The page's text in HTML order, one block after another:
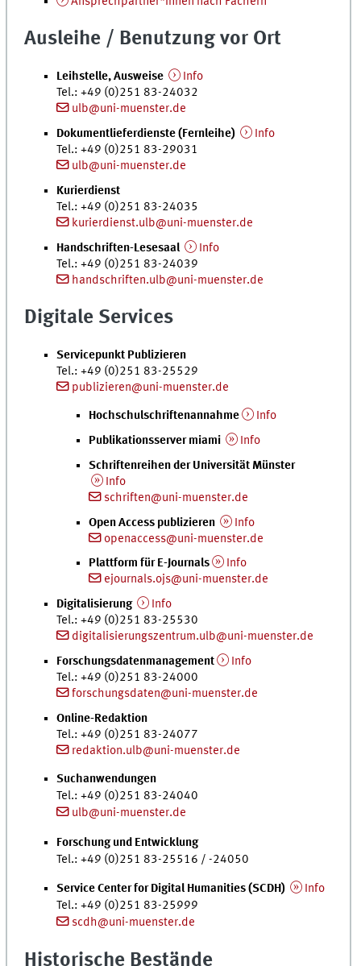
Ausleihe / Benutzung vor Ort
Leihstelle, Ausweise
Info
Tel.: +49 (0)251 83-24032
ulb@uni-muenster.de
Dokumentlieferdienste (Fernleihe)
Info
Tel.: +49 (0)251 83-29031
ulb@uni-muenster.de
Kurierdienst
Tel.: +49 (0)251 83-24035
kurierdienst.ulb@uni-muenster.de
Handschriften-Lesesaal
Info
Tel.: +49 (0)251 83-24039
handschriften.ulb@uni-muenster.de
Digitale Services
Servicepunkt Publizieren
Tel.: +49 (0)251 83-25529
publizieren@uni-muenster.de
Hochschul­schriften­annahme
Info
Publikationsserver miami
Info
Schriftenreihen der Universität Münster
Info
schriften@uni-muenster.de
Open Access publizieren
Info
openaccess@uni-muenster.de
Plattform für E-Journals
Info
ejournals.ojs@uni-muenster.de
Digitalisierung
Info
Tel.: +49 (0)251 83-25530
digitalisierungszentrum.ulb@uni-muenster.de
Forschungsdatenmanagement
Info
Tel.: +49 (0)251 83-24000
forschungsdaten@uni-muenster.de
Online-Redaktion
Tel.: +49 (0)251 83-24077
redaktion.ulb@uni-muenster.de
Suchanwendungen
Tel.: +49 (0)251 83-24040
ulb@uni-muenster.de
Forschung und Entwicklung
Tel.: +49 (0)251 83-25516 / -24050
Service Center for Digital Humanities(SCDH)
Info
Tel.: +49 (0)251 83-25999
scdh@uni-muenster.de
Historische Bestände